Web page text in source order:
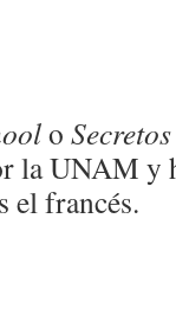
o
la UNAM y
el francés.